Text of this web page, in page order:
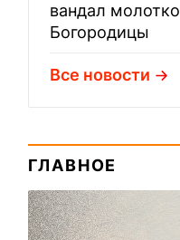
вандал
Богородицы
Все новости
ГЛАВНОЕ